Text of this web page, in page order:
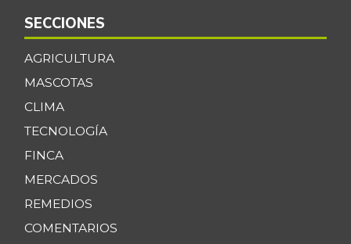
SECCIONES
AGRICULTURA
MASCOTAS
CLIMA
TECNOLOGÍA
FINCA
MERCADOS
REMEDIOS
COMENTARIOS